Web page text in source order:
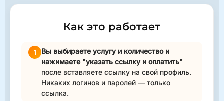
Как это работает
1
Вы выбираете услугу и количество и
нажимаете "указать ссылку и оплатить"
после вставляете ссылку на свой профиль.
Никаких логинов и паролей — только
ссылка.